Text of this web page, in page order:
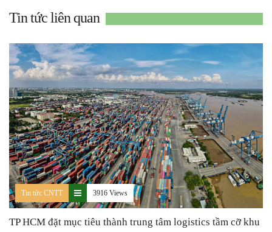
Tin tức liên quan
Tin tức CNTT 3916 Views
TP HCM đặt mục tiêu thành trung tâm logistics tầm cỡ khu